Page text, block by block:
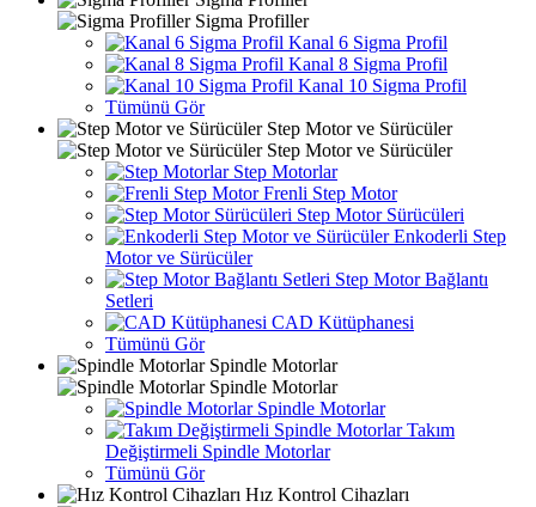
Sigma Profiller
Kanal 6 Sigma Profil
Kanal 8 Sigma Profil
Kanal 10 Sigma Profil
Tümünü Gör
Step Motor ve Sürücüler
Step Motor ve Sürücüler
Step Motorlar
Frenli Step Motor
Step Motor Sürücüleri
Enkoderli Step
Motor ve Sürücüler
Step Motor Bağlantı
Setleri
CAD Kütüphanesi
Tümünü Gör
Spindle Motorlar
Spindle Motorlar
Spindle Motorlar
Takım
Değiştirmeli Spindle Motorlar
Tümünü Gör
Hız Kontrol Cihazları